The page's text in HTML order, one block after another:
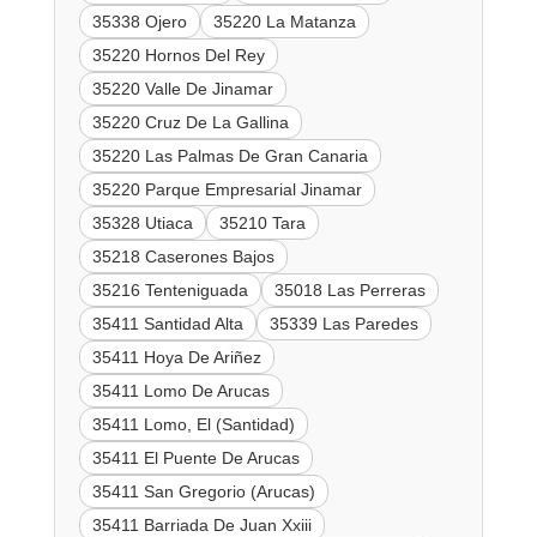
35338 Ojero
35220 La Matanza
35220 Hornos Del Rey
35220 Valle De Jinamar
35220 Cruz De La Gallina
35220 Las Palmas De Gran Canaria
35220 Parque Empresarial Jinamar
35328 Utiaca
35210 Tara
35218 Caserones Bajos
35216 Tenteniguada
35018 Las Perreras
35411 Santidad Alta
35339 Las Paredes
35411 Hoya De Ariñez
35411 Lomo De Arucas
35411 Lomo, El (Santidad)
35411 El Puente De Arucas
35411 San Gregorio (Arucas)
35411 Barriada De Juan Xxiii